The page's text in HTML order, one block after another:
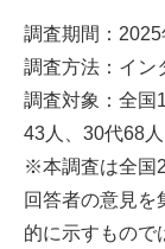
調査期間：
調査方法：イン
調査対象：全国
43人、30代68
※本調査は全国
回答者の意見を
的に示すもので